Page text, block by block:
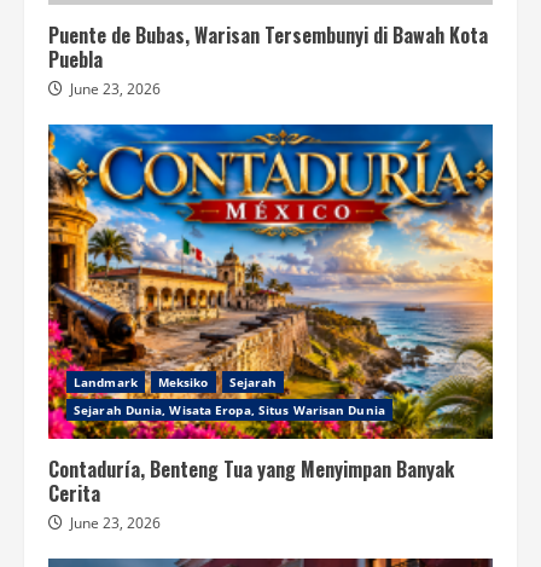
Puente de Bubas, Warisan Tersembunyi di Bawah Kota
Puebla
June 23, 2026
Landmark Meksiko
Sejarah
Sejarah Dunia, Wisata Eropa, Situs Warisan Dunia
Contaduría, Benteng Tua yang Menyimpan Banyak
Cerita
June 23, 2026